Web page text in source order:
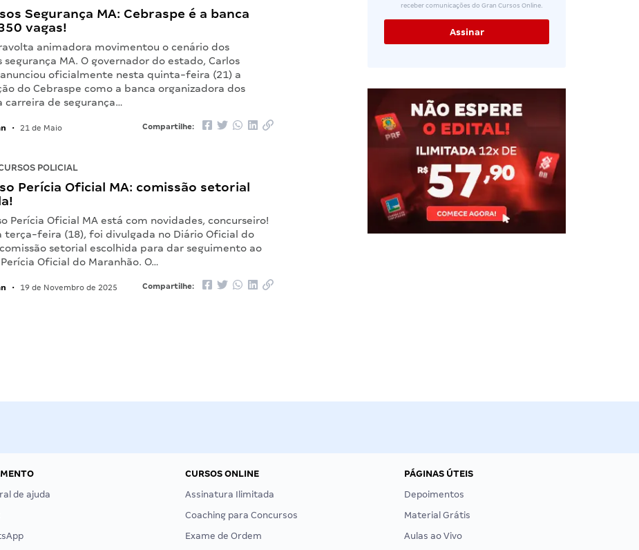
Segurança MA: Cebraspe é a banca
vagas!
animadora movimentou o cenário dos
segurança MA. O governador do estado, Carlos
anunciou oficialmente nesta quinta-feira (21) a
do Cebraspe como a banca organizadora dos
carreira de segurança…
• 21 de Maio Compartilhe:
POLICIAL
Perícia Oficial MA: comissão setorial
Perícia Oficial MA está com novidades, concurseiro!
terça-feira (18), foi divulgada no Diário Oficial do
setorial escolhida para dar seguimento ao
Oficial do Maranhão. O…
• 19 de Novembro de 2025 Compartilhe:
receber comunicações do Gran Cursos Online.
de ajuda
CURSOS ONLINE
Assinatura Ilimitada
Coaching para Concursos
Exame de Ordem
PÁGINAS ÚTEIS
Depoimentos
Material Grátis
Aulas ao Vivo